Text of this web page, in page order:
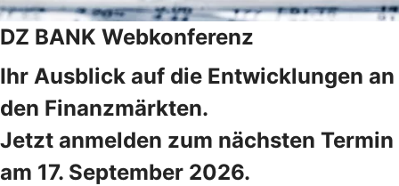
DZ BANK Webkonferenz
Ihr Ausblick auf die Entwicklungen an
den Finanzmärkten.
Jetzt anmelden zum nächsten Termin
am 17. September 2026.